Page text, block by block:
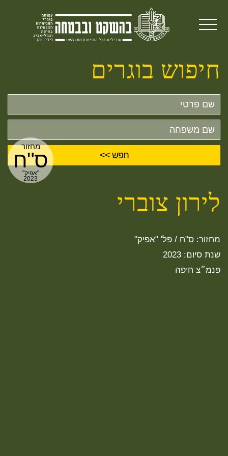
חיפוש בוגרים
שם
פרטי
שם
משפחה
מחזור
ס"ח
"אפיק"
2023
לירון צוברי
מחזור: ס"ח / פל' "אפיק"
שנת סיום: 2023
פנמ״צ חיפה